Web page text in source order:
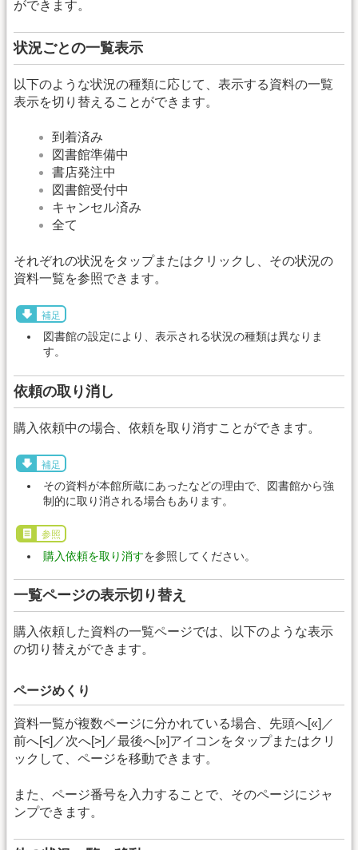
ができます。
状況ごとの一覧表示
以下のような状況の種類に応じて、表示する資料の一覧
表示を切り替えることができます。
到着済み
図書館準備中
書店発注中
図書館受付中
キャンセル済み
全て
それぞれの状況をタップまたはクリックし、その状況の
資料一覧を参照できます。
補足
図書館の設定により、表示される状況の種類は異なりま
す。
依頼の取り消し
購入依頼中の場合、依頼を取り消すことができます。
補足
その資料が本館所蔵にあったなどの理由で、図書館から強
制的に取り消される場合もあります。
参照
購入依頼を取り消すを参照してください。
一覧ページの表示切り替え
購入依頼した資料の一覧ページでは、以下のような表示
の切り替えができます。
ページめくり
資料一覧が複数ページに分かれている場合、先頭へ[«]／
前へ[<]／次へ[>]／最後へ[»]アイコンをタップまたはクリ
ックして、ページを移動できます。
また、ページ番号を入力することで、そのページにジャ
ンプできます。